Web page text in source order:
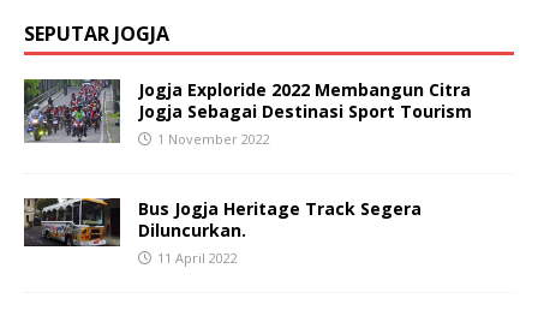
SEPUTAR JOGJA
Jogja Exploride 2022 Membangun Citra
Jogja Sebagai Destinasi Sport Tourism
1 November 2022
Bus Jogja Heritage Track Segera
Diluncurkan.
11 April 2022